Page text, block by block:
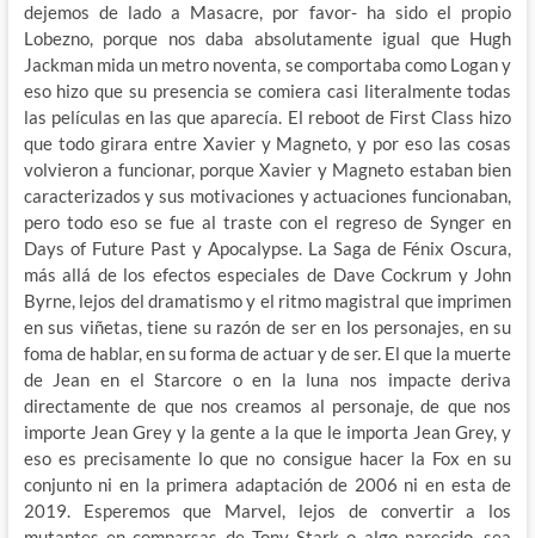
dejemos de lado a Masacre, por favor- ha sido el propio
Lobezno, porque nos daba absolutamente igual que Hugh
Jackman mida un metro noventa, se comportaba como Logan y
eso hizo que su presencia se comiera casi literalmente todas
las películas en las que aparecía. El reboot de First Class hizo
que todo girara entre Xavier y Magneto, y por eso las cosas
volvieron a funcionar, porque Xavier y Magneto estaban bien
caracterizados y sus motivaciones y actuaciones funcionaban,
pero todo eso se fue al traste con el regreso de Synger en
Days of Future Past y Apocalypse. La Saga de Fénix Oscura,
más allá de los efectos especiales de Dave Cockrum y John
Byrne, lejos del dramatismo y el ritmo magistral que imprimen
en sus viñetas, tiene su razón de ser en los personajes, en su
foma de hablar, en su forma de actuar y de ser. El que la muerte
de Jean en el Starcore o en la luna nos impacte deriva
directamente de que nos creamos al personaje, de que nos
importe Jean Grey y la gente a la que le importa Jean Grey, y
eso es precisamente lo que no consigue hacer la Fox en su
conjunto ni en la primera adaptación de 2006 ni en esta de
2019. Esperemos que Marvel, lejos de convertir a los